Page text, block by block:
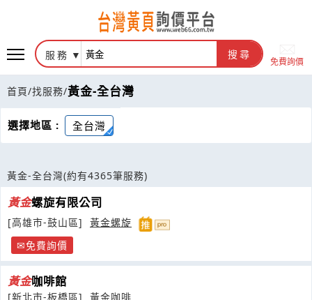
服務 搜尋
免費詢價
首頁/找服務/黃金-全台灣
選擇地區 : 全台灣
黃金-全台灣(約有4365筆服務)
黃金螺旋有限公司
[高雄市-鼓山區]
黃金螺旋
免費詢價
黃金咖啡館
[新北市-板橋區]
黃金咖啡